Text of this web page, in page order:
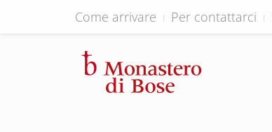
Come arrivare Per contattarci